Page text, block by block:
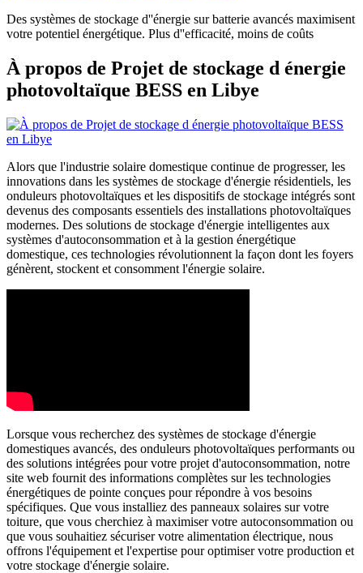
Des systèmes de stockage d''énergie sur batterie avancés maximisent
votre potentiel énergétique. Plus d''efficacité, moins de coûts
À propos de Projet de stockage d énergie
photovoltaïque BESS en Libye
Alors que l'industrie solaire domestique continue de progresser, les
innovations dans les systèmes de stockage d'énergie résidentiels, les
onduleurs photovoltaïques et les dispositifs de stockage intégrés sont
devenus des composants essentiels des installations photovoltaïques
modernes. Des solutions de stockage d'énergie intelligentes aux
systèmes d'autoconsommation et à la gestion énergétique
domestique, ces technologies révolutionnent la façon dont les foyers
génèrent, stockent et consomment l'énergie solaire.
Lorsque vous recherchez des systèmes de stockage d'énergie
domestiques avancés, des onduleurs photovoltaïques performants ou
des solutions intégrées pour votre projet d'autoconsommation, notre
site web fournit des informations complètes sur les technologies
énergétiques de pointe conçues pour répondre à vos besoins
spécifiques. Que vous installiez des panneaux solaires sur votre
toiture, que vous cherchiez à maximiser votre autoconsommation ou
que vous souhaitiez sécuriser votre alimentation électrique, nous
offrons l'équipement et l'expertise pour optimiser votre production et
votre stockage d'énergie solaire.